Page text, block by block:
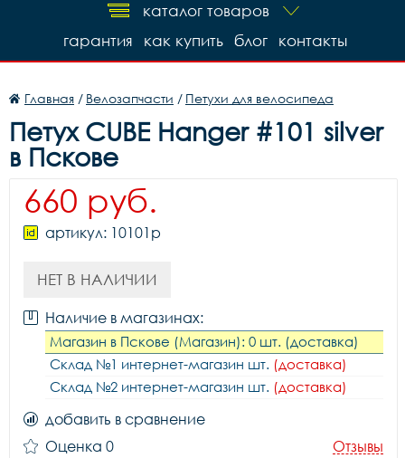
каталог товаров
контакты
блог
как купить
гарантия
Главная / Велозапчасти / Петухи для велосипеда
Петух CUBE Hanger #101 silver
в Пскове
660 руб.
артикул: 10101p
НЕТ В НАЛИЧИИ
Наличие в магазинах:
Магазин в Пскове (Магазин): 0 шт. (доставка)
Склад №1 интернет-магазин шт. (доставка)
Склад №2 интернет-магазин шт. (доставка)
добавить в сравнение
Оценка 0
Отзывы